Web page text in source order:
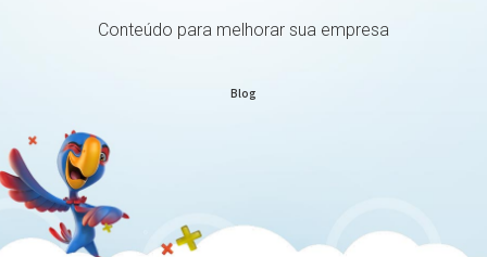
Conteúdo para melhorar sua empresa
Blog